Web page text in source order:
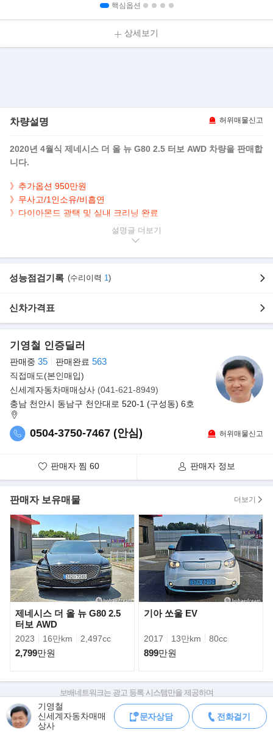
핵심옵션
상세보기
차량설명 허위매물신고
2020년 4월식 제네시스 더 올 뉴 G80 2.5 터보 AWD 차량을 판매합
니다.
》추가옵션 950만원
》무사고/1인소유/비흡연
》다이아몬드 광택 및 실내 크리닝 완료
》침수/KM조작/전손 차량일 경우 전액환불조치 명시
》6개월1만km 일반부품 포함 112개부품 무상 A/S가능
▶차량의 특징 및 정보
- 주행거리: 106.607 km (계약서 내에 침수/KM조작/전손 차량일경
- 사고유무: 무사고
- 6개월1만KM 일반부품포함 112개부품 무상AS 해드림니다.
▶추가옵션 (950만원)
》파퓰러 패키지
헤드업 디스플레이 + 하이테크 패키지[12.3인치 3D 클러스터, 전방
주시 경고, 지능형 헤드램프] + 드라이빙 어시스턴스 패키지Ⅰ[서라
주차 보조, 후방 주차 충돌방지 보조] + 2열 컴포트 패키지Ⅰ[뒷좌석
수동식 도어커튼, 뒷면 전동식 커튼, 3존 공조(2열 LCD 공조 조절
장치 포함), 뒷좌석 다기능 암레스트] (510 만원) 추가옵션
》드라이빙 어시스턴스 패키지 II
전방 충돌방지 보조(교차로 교차 차량, 추월 시 대향차, 측방 접근
차, 회피 조향 보조), 스마트 크루즈 컨트롤(운전 스타일 연동), 내비
게이션 기반 스마트 크루즈 컨트롤(진출입로), 고속도로 주행 보조
2(고속도로 차로변경 보조 기능 포함), 앞좌석 프리액티브 시트벨트
(150만원) 추가옵션
》 시그니쳐 디자인 셀렉션 I
천연 가죽 시트(퀼팅, 파이핑 적용), G-MATRIX 패턴 알루미늄 내장
재, 인조가죽 내장재(크래쉬패드, 도어 센터트림) ※ 센터콘솔 부위
는 블랙 하이그로시 적용(150만원) 추가옵션
》245/45R19(앞), 275/40R19(뒤) 콘티넨탈 타이어 & 하이퍼 실버
휠(70만원) 추가옵션
》빌트인 캠 패키지(70만원) 추가옵션
설명글
성능점검기록 (수리이력 1)
신차가격표
기영철 인증딜러
판매중 35 판매완료 563
직접매도(본인매입)
신세계자동차매매상사 (041-621-8949)
충남 천안시 동남구 천안대로 520-1 (구성동) 6호
0504-3750-7467 (안심) 허위매물신고
판매자 찜 60 판매자 정보
판매자 보유매물 더보기
제네시스 더 올 뉴 G80 2.5
터보 AWD
2023 16만km 2,497cc
2,799만원
기아 쏘울 EV
2017 13만km 80cc
899만원
기영철
신세계자동차매매
상사
문자상담 전화걸기
보배네트워크는 광고 등록 시스템만을 제공하며
판매자가 직접 등록한 내용에 대한 모든 책임은 판매자에게 있습니다.
차량 구매 시 차량등록증, 성능점검기록부, 실제 차량 상태,
차대번호 조회로 직접 정보를 확인하세요.